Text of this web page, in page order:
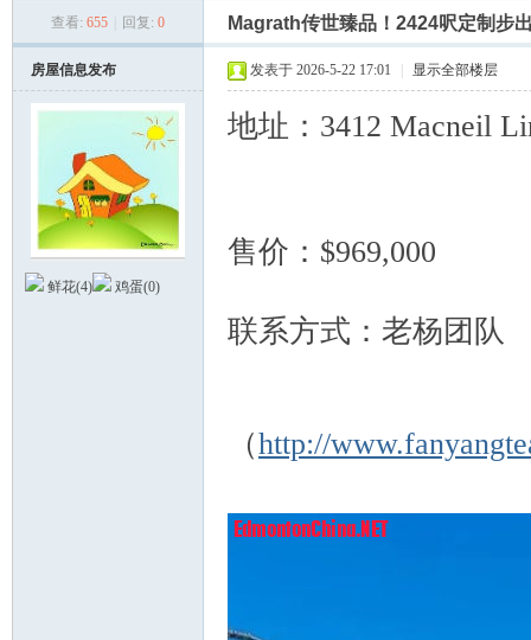
索
› › ›
查看: 655 回复: 0 Magrath传世臻品！2424呎定制步
房屋信息发布
鲜花(4) 鸡蛋(0)
发表于 2026-5-22 17:01 显示全部楼层
地址：3412 Macneil
售价：$969,000
联系方式：老杨团队
（http://